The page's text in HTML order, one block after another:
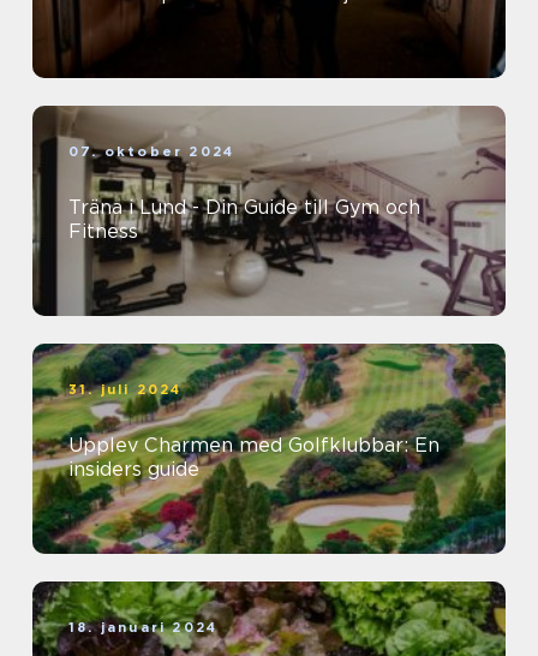
07. oktober 2024
Träna i Lund - Din Guide till Gym och
Fitness
31. juli 2024
Upplev Charmen med Golfklubbar: En
insiders guide
18. januari 2024